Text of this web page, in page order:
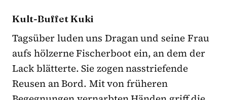
Kult-Buffet Kuki
Tagsüber luden uns Dragan und seine Frau
aufs hölzerne Fischerboot ein, an dem der
Lack blätterte. Sie zogen nasstriefende
Reusen an Bord. Mit von früheren